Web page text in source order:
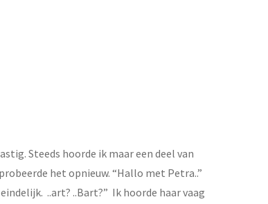
Steeds hoorde ik maar een deel van
het opnieuw. “Hallo met Petra..”
..art? ..Bart?” Ik hoorde haar vaag